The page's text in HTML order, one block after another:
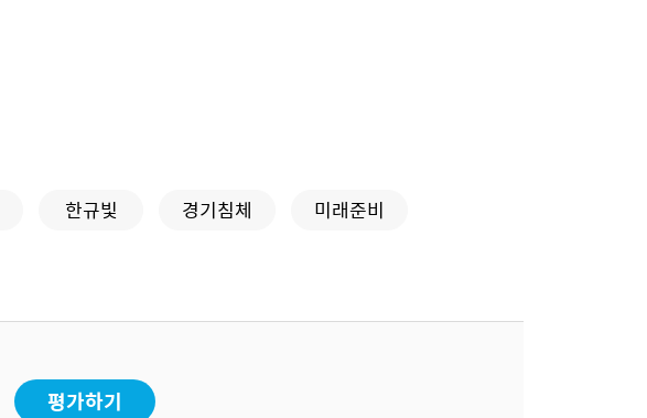
한규빛 경기침체
미래준비
평가하기